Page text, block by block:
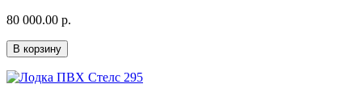
80 000.00 р.
В корзину